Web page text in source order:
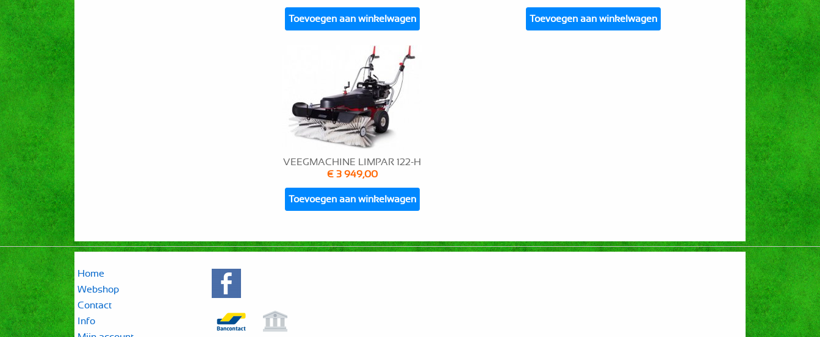
Toevoegen aan winkelwagen Toevoegen aan winkelwagen
VEEGMACHINE LIMPAR 122-H
€ 3 949,00
Toevoegen aan winkelwagen
Home
Webshop
Contact
Info